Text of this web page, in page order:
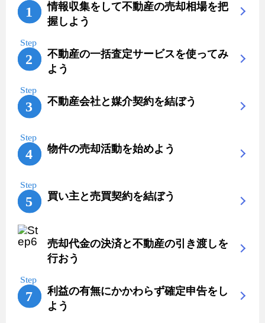
情報収集をして不動産の売却相場を把
握しよう
不動産の一括査定サービスを使ってみ
よう
不動産会社と媒介契約を結ぼう
物件の売却活動を始めよう
買い主と売買契約を結ぼう
売却代金の決済と不動産の引き渡しを
行おう
利益の有無にかかわらず確定申告をし
よう